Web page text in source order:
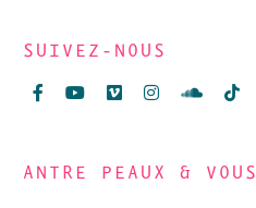
SUIVEZ-NOUS
ANTRE PEAUX & VOUS